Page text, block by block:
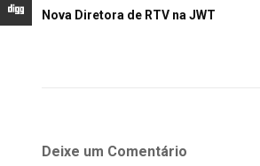
Nova Diretora de RTV na JWT
Deixe um Comentário